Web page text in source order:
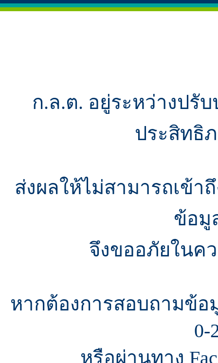
ก.ล.ต. อยู่ระหว่างปรั
ประสิทธิ
ส่งผลให้ไม่สามารถเข้า
ข้อมู
จึงขออภัยในค
หากต้องการสอบถามข้อ
0-
หรือผ่านทาง